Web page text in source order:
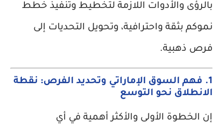
بالرؤى والأدوات اللازمة لتخطيط وتنفيذ خطط
نموكم بثقة واحترافية، وتحويل التحديات إلى
فرص ذهبية.
1. فهم السوق الإماراتي وتحديد الفرص: نقطة
الانطلاق نحو التوسع
إن الخطوة الأولى والأكثر أهمية في أي